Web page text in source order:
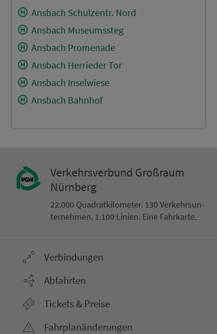
Ansbach Schulzentr. Nord
Ansbach Museumssteg
Ansbach Promenade
Ansbach Herrieder Tor
Ansbach Inselwiese
Ansbach Bahnhof
Ver­kehrs­ver­bund Groß­raum
Nürn­berg
22.000 Qua­drat­ki­lo­me­ter. 130 Ver­kehrs­un­
ter­neh­men. 1.100 Linien. Eine Fahr­kar­te.
Ver­bin­dungen
Abfahrten
Tickets & Preise
Fahr­plan­ände­rungen